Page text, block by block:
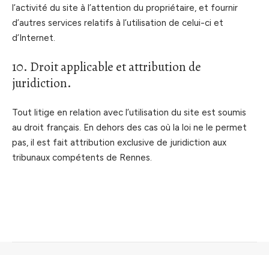
l’activité du site à l’attention du propriétaire, et fournir
d’autres services relatifs à l’utilisation de celui-ci et
d’Internet.
10. Droit applicable et attribution de
juridiction.
Tout litige en relation avec l’utilisation du site est soumis
au droit français. En dehors des cas où la loi ne le permet
pas, il est fait attribution exclusive de juridiction aux
tribunaux compétents de Rennes.